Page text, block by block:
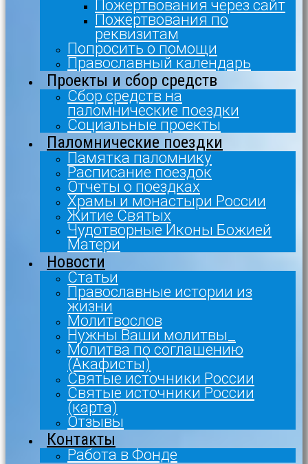
Пожертвования через сайт
Пожертвования по
реквизитам
Попросить о помощи
Православный календарь
Проекты и сбор средств
Сбор средств на
паломнические поездки
Социальные проекты
Паломнические поездки
Памятка паломнику
Расписание поездок
Отчеты о поездках
Храмы и монастыри России
Житие Святых
Чудотворные Иконы Божией
Матери
Новости
Статьи
Православные истории из
жизни
Молитвослов
Нужны Ваши молитвы_
Молитва по соглашению
(Акафисты)
Святые источники России
Святые источники России
(карта)
Отзывы
Контакты
Работа в Фонде